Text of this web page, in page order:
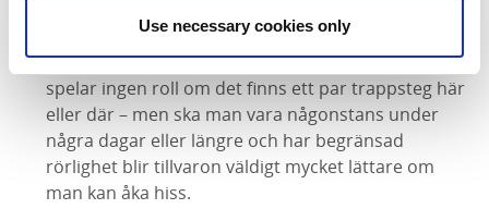
Use necessary cookies only
gång ett hotell i Paris som när vi kom fram visade
sig sakna hiss. Det misstaget gör jag aldrig om. Det
spelar ingen roll om det finns ett par trappsteg här
eller där – men ska man vara någonstans under
några dagar eller längre och har begränsad
rörlighet blir tillvaron väldigt mycket lättare om
man kan åka hiss.